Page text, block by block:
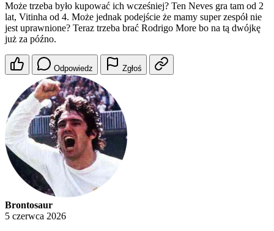
Może trzeba było kupować ich wcześniej? Ten Neves gra tam od 2
lat, Vitinha od 4. Może jednak podejście że mamy super zespół nie
jest uprawnione? Teraz trzeba brać Rodrigo More bo na tą dwójkę
już za późno.
Odpowiedz Zgłoś
Brontosaur
5 czerwca 2026